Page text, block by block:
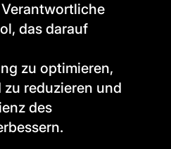
das darauf
zu optimieren,
reduzieren und
des